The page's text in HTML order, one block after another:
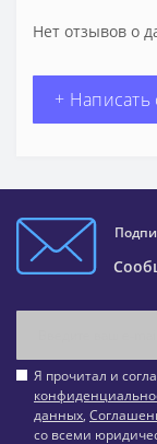
Нет отзывов о
+ Написать
Я прочитал и
данных,
со всеми